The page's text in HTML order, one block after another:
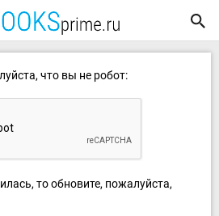
что вы не робот:
то обновите, пожалуйста,